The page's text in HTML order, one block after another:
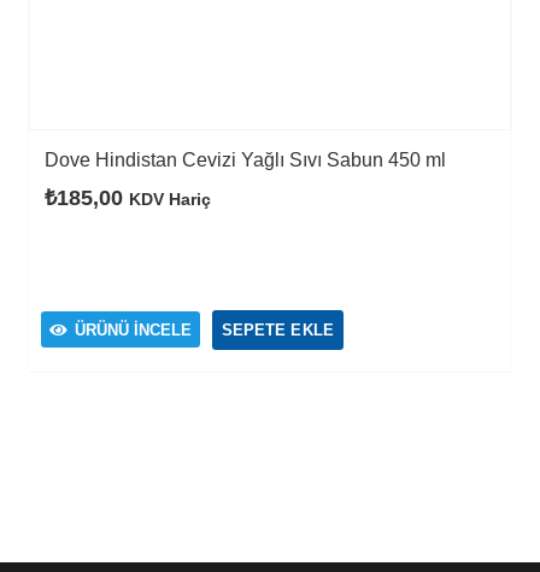
Dove Hindistan Cevizi Yağlı Sıvı Sabun 450 ml
₺185,00 KDV Hariç
ÜRÜNÜ İNCELE SEPETE EKLE